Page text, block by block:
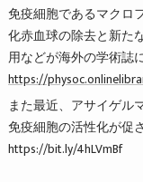
免疫細胞であるマクロ
化赤血球の除去と新た
用などが海外の学術誌
https://
また最近、アサイゲル
免疫細胞の活性化が促
https://bit.ly/4hLVmBf